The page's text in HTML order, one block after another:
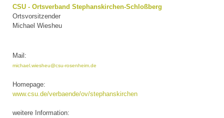
CSU - Ortsverband Stephanskirchen-Schloßberg
Ortsvorsitzender
Michael Wiesheu
Mail:
michael.wiesheu@csu-rosenheim.de
Homepage:
www.csu.de/verbaende/ov/stephanskirchen
weitere Information: